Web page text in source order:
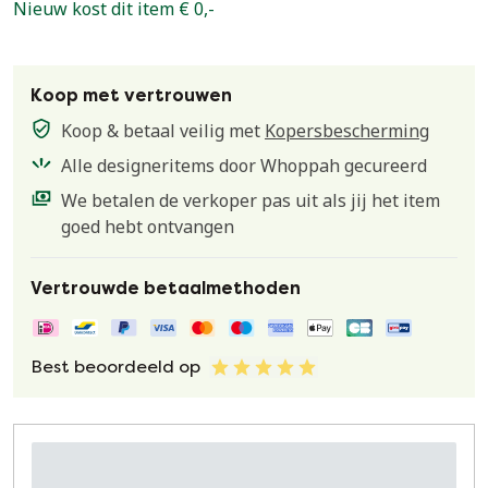
Nieuw kost dit item € 0,-
Koop met vertrouwen
Koop & betaal veilig met Kopersbescherming
Alle designeritems door Whoppah gecureerd
We betalen de verkoper pas uit als jij het item
goed hebt ontvangen
Vertrouwde betaalmethoden
Best beoordeeld op